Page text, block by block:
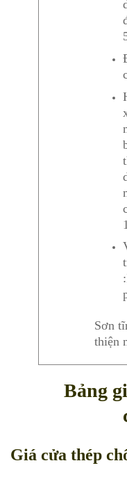
Sơn
thiện
Bảng
Giá cửa thép